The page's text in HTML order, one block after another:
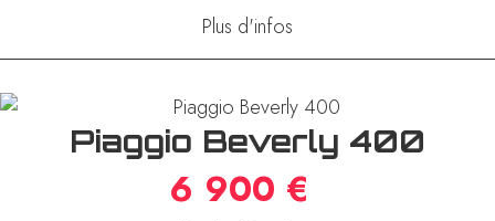
20% d'apport:130 €/Mois
Sans apport:163 €/Mois
Piaggio Beverly 400